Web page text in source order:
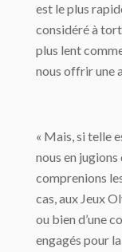
est le plus
considéré à
plus lent
nous offrir une
« Mais, si telle
nous en
comprenions
cas, aux Jeux
ou bien d’une
engagés pour